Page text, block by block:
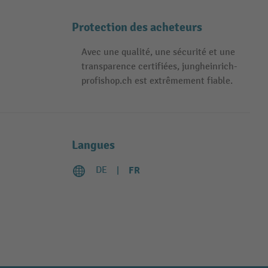
Protection des acheteurs
Avec une qualité, une sécurité et une
transparence certifiées, jungheinrich-
profishop.ch est extrêmement fiable.
Langues
DE FR